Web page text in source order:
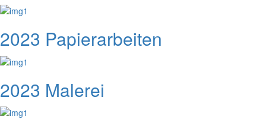
2023 Papierarbeiten
2023 Malerei